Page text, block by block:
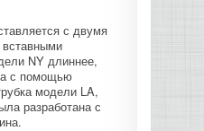
с двумя
NY длиннее,
с помощью
модели LA,
разработана с